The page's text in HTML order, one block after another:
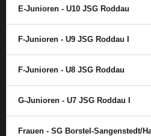
E-Junioren - U10 JSG Roddau
F-Junioren - U9 JSG Roddau I
F-Junioren - U8 JSG Roddau
G-Junioren - U7 JSG Roddau I
Frauen - SG Borstel-Sangenstedt/​